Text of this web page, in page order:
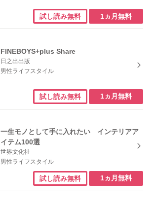
試し読み無料 1ヵ月無料
FINEBOYS+plus Share
日之出出版
男性ライフスタイル
試し読み無料 1ヵ月無料
一生モノとして手に入れたい インテリアア
イテム100選
世界文化社
男性ライフスタイル
試し読み無料 1ヵ月無料